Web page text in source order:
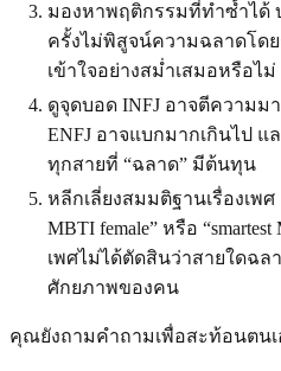
มองหาพฤติกรรมที่ทำซ้ำได้
ครั้งไม่พิสูจน์ความฉลาดโด
เข้าใจอย่างสม่ำเสมอหรือไม่
ดูจุดบอด INFJ อาจตีความม
ENFJ อาจแบกมากเกินไป แ
ทุกสายที่ “ฉลาด” มีต้นทุน
หลีกเลี่ยงสมมติฐานเรื่องเพศ
MBTI female” หรือ
เพศไม่ได้ตัดสินว่าสายใดฉ
ศักยภาพของคน
คุณยังถามคำถามเพื่อสะท้อนตน